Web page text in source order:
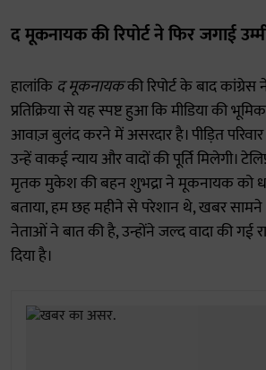
द मूकनायक की रिपोर्ट ने फिर जगाई
हालांकि द मूकनायककी रिपोर्ट के बाद
प्रतिक्रिया से यह स्पष्ट हुआ कि मीडिया की
आवाज़ बुलंद करने में असरदार है। पीड़ित
उन्हें वाकई न्याय और वादों की पूर्ति मिलेगी।
मृतक मुकेश की बहन शुभद्रा ने मूकनायक को
बताया, हम छह महीने से परेशान थे, खबर
नेताओं ने बात की है, उन्होंने जल्द वादा की गई
दिया है।